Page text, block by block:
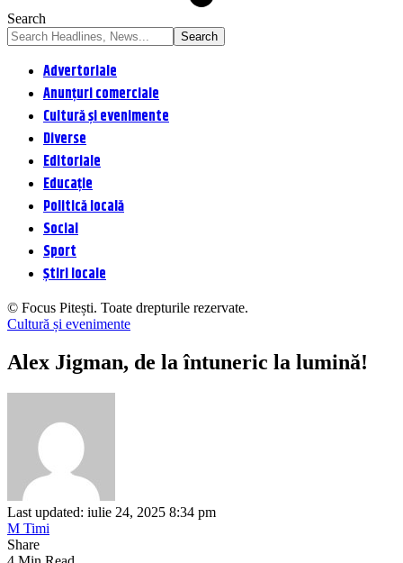
Search
Advertoriale
Anunțuri comerciale
Cultură și evenimente
Diverse
Editoriale
Educație
Politică locală
Social
Sport
Știri locale
© Focus Pitești. Toate drepturile rezervate.
Cultură și evenimente
Alex Jigman, de la întuneric la lumină!
Last updated: iulie 24, 2025 8:34 pm
M Timi
Share